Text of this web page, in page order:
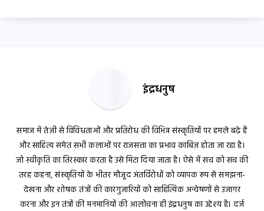
इंद्रधनुष
समाज में तेज़ी से विविधताओं और प्रतिरोध की विभिन्न संस्कृतियों पर हमले बढ़े हैं
और साहित्य समेत सभी कलाओं पर राजसत्ता का प्रभाव क़ाबिज़ होता जा रहा है।
जो स्वीकृति का तिरस्कार करता है उसे मिटा दिया जाता है। ऐसे में सच को सच की
तरह कहना, संस्कृतियों के भीतर मौजूद अंतर्विरोधों को व्यापक रूप से समझना-
देखना और शोषक तंत्रों की कारगुज़ारियों को साहित्यिक अन्वेषणों से उजागर
करना और इन तंत्रों की मनमानियों की आलोचना ही इंद्रधनुष का उद्देश्य है। दर्ज